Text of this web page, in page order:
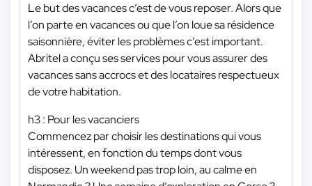
Le but des vacances c’est de vous reposer. Alors que
l’on parte en vacances ou que l’on loue sa résidence
saisonnière, éviter les problèmes c’est important.
Abritel a conçu ses services pour vous assurer des
vacances sans accrocs et des locataires respectueux
de votre habitation.
h3 : Pour les vacanciers
Commencez par choisir les destinations qui vous
intéressent, en fonction du temps dont vous
disposez. Un weekend pas trop loin, au calme en